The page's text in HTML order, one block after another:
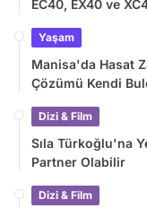
EC40, EX40 ve
Yaşam
Manisa'da Hasat
Çözümü Kendi
Dizi & Film
Sıla Türkoğlu'na
Partner Olabilir
Dizi & Film